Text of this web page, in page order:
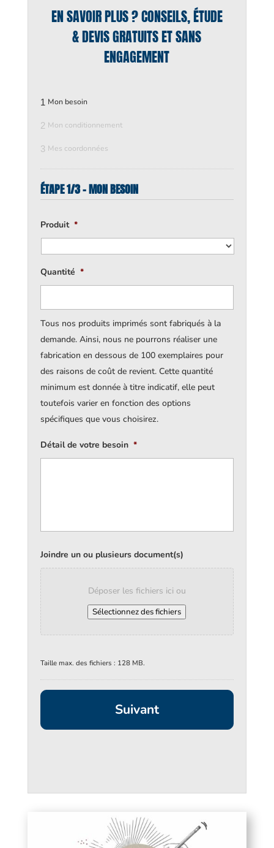
EN SAVOIR PLUS ? CONSEILS, ÉTUDE
& DEVIS GRATUITS ET SANS
ENGAGEMENT
1 Mon besoin
2 Mon conditionnement
3 Mes coordonnées
ÉTAPE 1/3 - MON BESOIN
Produit *
Quantité *
Tous nos produits imprimés sont fabriqués à la
demande. Ainsi, nous ne pourrons réaliser une
fabrication en dessous de 100 exemplaires pour
des raisons de coût de revient. Cette quantité
minimum est donnée à titre indicatif, elle peut
toutefois varier en fonction des options
spécifiques que vous choisirez.
Détail de votre besoin *
Joindre un ou plusieurs document(s)
Déposer les fichiers ici ou
Sélectionnez des fichiers
Taille max. des fichiers : 128 MB.